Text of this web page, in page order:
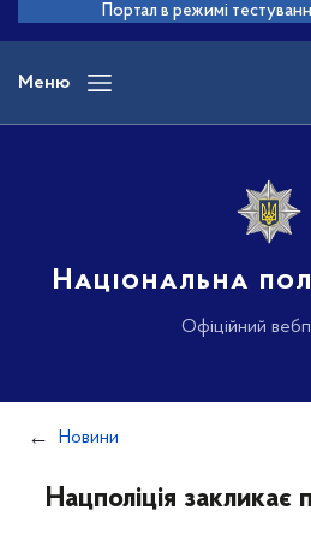
основного
вмісту
Портал в режимі
Меню
Національна
Офіційний
Новини
Нацполіція закликає